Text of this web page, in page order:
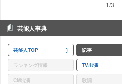
1/3
芸能人事典
芸能人TOP 記事
ランキング情報 TV出演
CM出演 歌詞